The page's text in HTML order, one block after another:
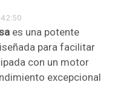
es una potente
para facilitar
con un motor
excepcional